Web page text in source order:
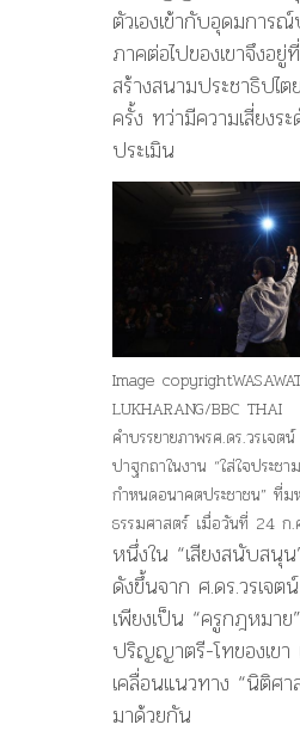
ตัวเองเข้ากับอุดมการ
ภาคต่อไปของเขาจึงอ
สร้างสนามประชาธิปไ
ครั้ง ทว่ามีความเสี่ยงร
ประเมิน
Image copyright
LUKHARANG/BBC THAI
คำบรรยายภาพรศ.ดร.วรเจต
ปาฐกถาในงาน “ใส่ใจประช
กำหนดอนาคตประชาชน” ที่ม
ธรรมศาสตร์ เมื่อวันที่ 24 ก
หนึ่งใน “เสียงสนับสนุ
ดังขึ้นจาก ศ.ดร.วรเจ
เพียงเป็น “ครูกฎหมา
ปริญญาตรี-โทของเขา
เคลื่อนแนวทาง “นิติศา
มาด้วยกัน